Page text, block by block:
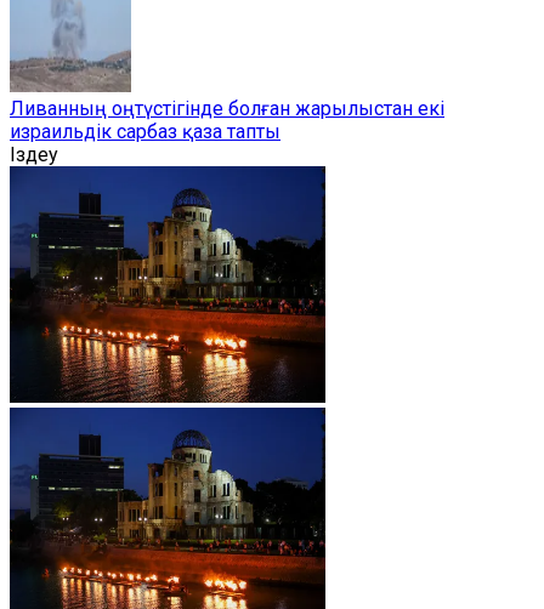
Ливанның оңтүстігінде болған жарылыстан екі
израильдік сарбаз қаза тапты
Іздеу